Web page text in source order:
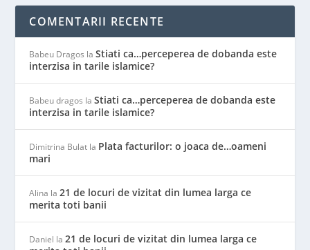
COMENTARII RECENTE
Babeu Dragos laStiati ca…perceperea de dobanda este
interzisa in tarile islamice?
Babeu dragos laStiati ca…perceperea de dobanda este
interzisa in tarile islamice?
Dimitrina Bulat la Plata facturilor: o joaca de…oameni
mari
Alina la21 de locuri de vizitat din lumea larga ce
merita toti banii
Daniel la21 de locuri de vizitat din lumea larga ce